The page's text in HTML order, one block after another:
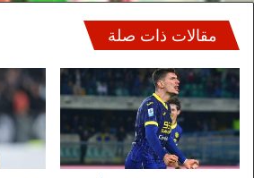
مقالات ذات صلة